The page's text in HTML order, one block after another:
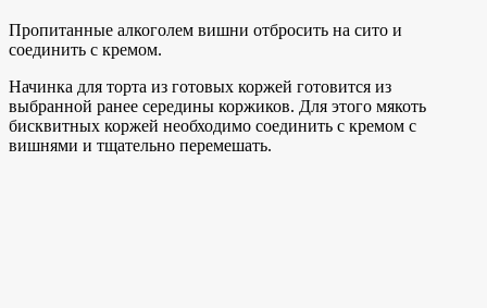
Пропитанные алкоголем вишни отбросить на сито и
соединить с кремом.
Начинка для торта из готовых коржей готовится из
выбранной ранее середины коржиков. Для этого мякоть
бисквитных коржей необходимо соединить с кремом с
вишнями и тщательно перемешать.